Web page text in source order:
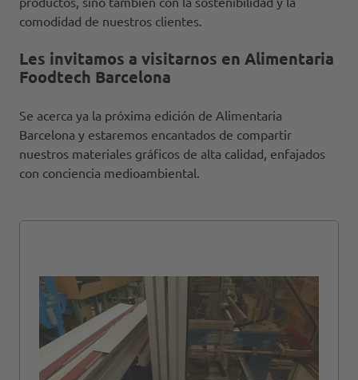
comodidad de nuestros clientes.
Les invitamos a visitarnos en Alimentaria
Foodtech Barcelona
Se acerca ya la próxima edición de Alimentaria
Barcelona y estaremos encantados de compartir
nuestros materiales gráficos de alta calidad, enfajados
con conciencia medioambiental.